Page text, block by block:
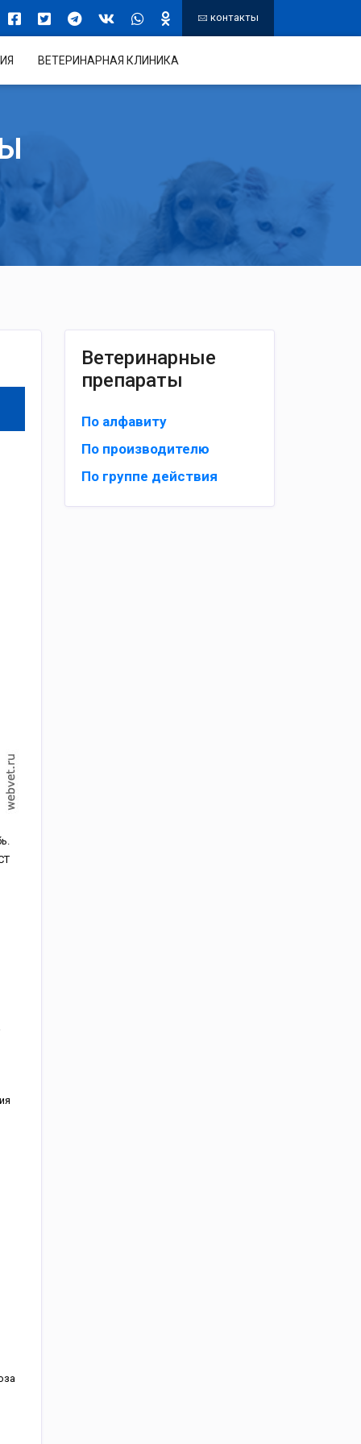
контакты
ВЕТЕРИНАРНАЯ КЛИНИКА
Ветеринарные
препараты
По алфавиту
По производителю
По группе действия